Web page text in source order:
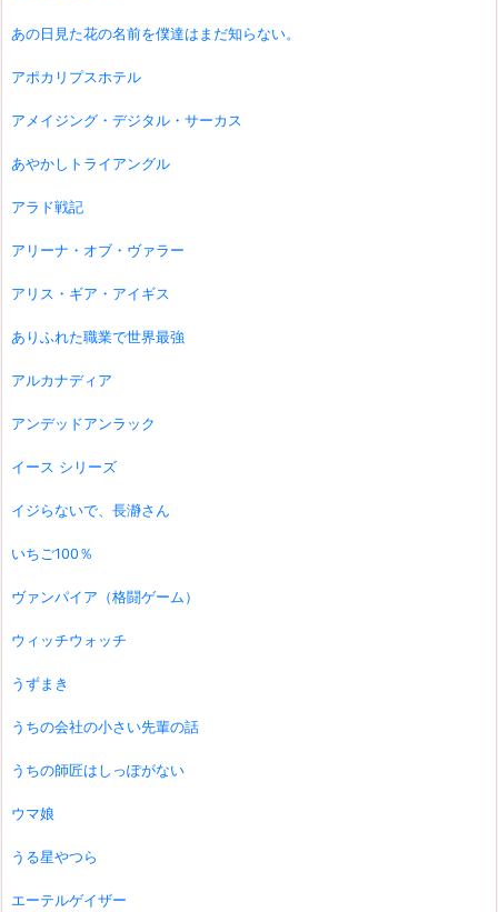
あの日見た花の名前を僕達はまだ知らない。
アポカリプスホテル
アメイジング・デジタル・サーカス
あやかしトライアングル
アラド戦記
アリーナ・オブ・ヴァラー
アリス・ギア・アイギス
ありふれた職業で世界最強
アルカナディア
アンデッドアンラック
イース シリーズ
イジらないで、長瀞さん
いちご100％
ヴァンパイア（格闘ゲーム）
ウィッチウォッチ
うずまき
うちの会社の小さい先輩の話
うちの師匠はしっぽがない
ウマ娘
うる星やつら
エーテルゲイザー